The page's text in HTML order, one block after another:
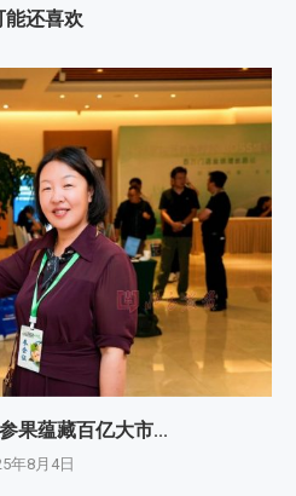
能还喜欢
果蕴藏百亿大市...
年8月4日